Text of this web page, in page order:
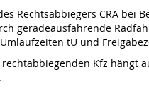
Rechtsabbiegers CRA bei
geradeausfahrende
tU und
Kfz hängt